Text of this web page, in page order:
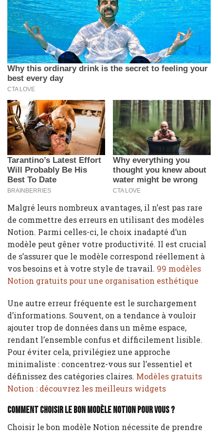
Malgré leurs nombreux avantages, il n’est pas rare
de commettre des erreurs en utilisant des modèles
Notion. Parmi celles-ci, le choix inadapté d’un
modèle peut gêner votre productivité. Il est crucial
de s’assurer que le modèle correspond réellement à
vos besoins et à votre style de travail. 99 modèles
Notion gratuits pour une organisation esthétique
Une autre erreur fréquente est le surchargement
d’informations. Souvent, on a tendance à vouloir
ajouter trop de données dans un même espace,
rendant l’ensemble confus et difficilement lisible.
Pour éviter cela, privilégiez une approche
minimaliste : concentrez-vous sur l’essentiel et
définissez des catégories claires. Modèles gratuits
Notion : découvrez les meilleurs widgets
Comment choisir le bon modèle Notion pour vous ?
Choisir le bon modèle Notion nécessite de prendre